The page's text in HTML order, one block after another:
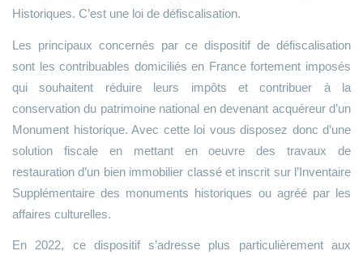
Historiques. C’est une loi de défiscalisation.
Les principaux concernés par ce dispositif de défiscalisation
sont les contribuables domiciliés en France fortement imposés
qui souhaitent réduire leurs impôts et contribuer à la
conservation du patrimoine national en devenant acquéreur d’un
Monument historique. Avec cette loi vous disposez donc d’une
solution fiscale en mettant en oeuvre des travaux de
restauration d’un bien immobilier classé et inscrit sur l’Inventaire
Supplémentaire des monuments historiques ou agréé par les
affaires culturelles.
En 2022, ce dispositif s’adresse plus particulièrement aux